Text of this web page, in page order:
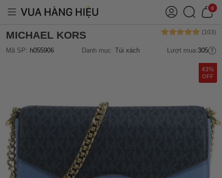
0
MICHAEL KORS
Mã SP: h055906 Danh mục: Túi xách Lượt mua:305
43%
OFF